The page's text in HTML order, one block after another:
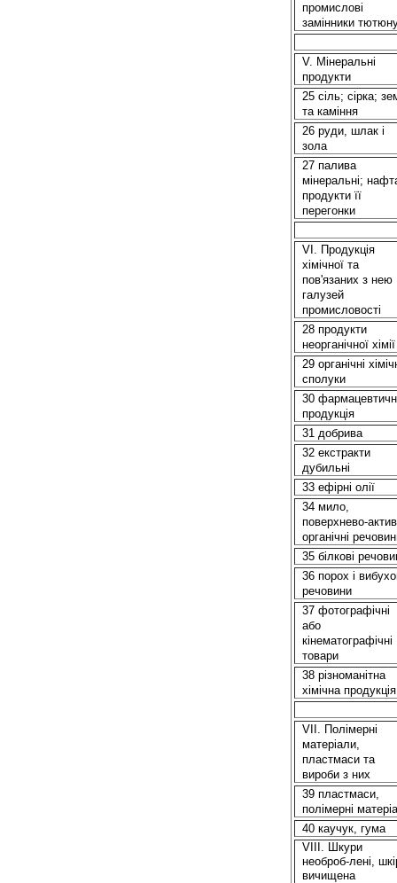
промислові
замінники
V. Мінеральні
продукти
25 сіль; сірка;
та каміння
26 руди, шлак і
зола
27 палива
мінеральні;
продукти її
перегонки
VI. Продукція
хімічної та
пов'язаних з нею
галузей
промисловості
28 продукти
неорганічної хімії
29 органічні
сполуки
30
продукція
31 добрива
32 екстракти
дубильнi
33 ефірні олії
34 мило,
поверхнево-
органічні
35 бiлковi
36 порох і
речовини
37 фотографічні
або
кінематографічні
товари
38 різноманітна
хімічна продукція
VII. Полімерні
матеріали,
пластмаси та
вироби з них
39 пластмаси,
полімерні
40 каучук, гума
VIII. Шкури
необроб-лені,
вичищена